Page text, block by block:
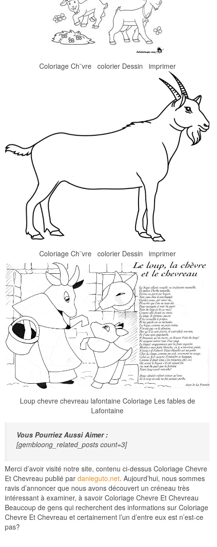
Coloriage Ch¨vre colorier Dessin imprimer
Coloriage Ch¨vre colorier Dessin imprimer
Loup chevre chevreau lafontaine Coloriage Les fables de
Lafontaine
Vous Pourriez Aussi Aimer :
[gembloong_related_posts count=3]
Merci d’avoir visité notre site, contenu ci-dessus Coloriage Chevre
Et Chevreau publié par danieguto,net. Aujourd’hui, nous sommes
ravis d’annoncer que nous avons découvert un créneau très
intéressant à examiner, à savoir Coloriage Chevre Et Chevreau
Beaucoup de gens qui recherchent des informations sur Coloriage
Chevre Et Chevreau et certainement l’un d’entre eux est n’est-ce
pas?